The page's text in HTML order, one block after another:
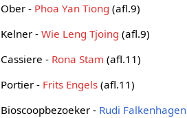
Ober - Phoa Yan Tiong (afl.9)
Kelner -Wie Leng Tjoing (afl.9)
Cassiere - Rona Stam (afl.11)
Portier - Frits Engels (afl.11)
Bioscoopbezoeker - Rudi Falkenhagen